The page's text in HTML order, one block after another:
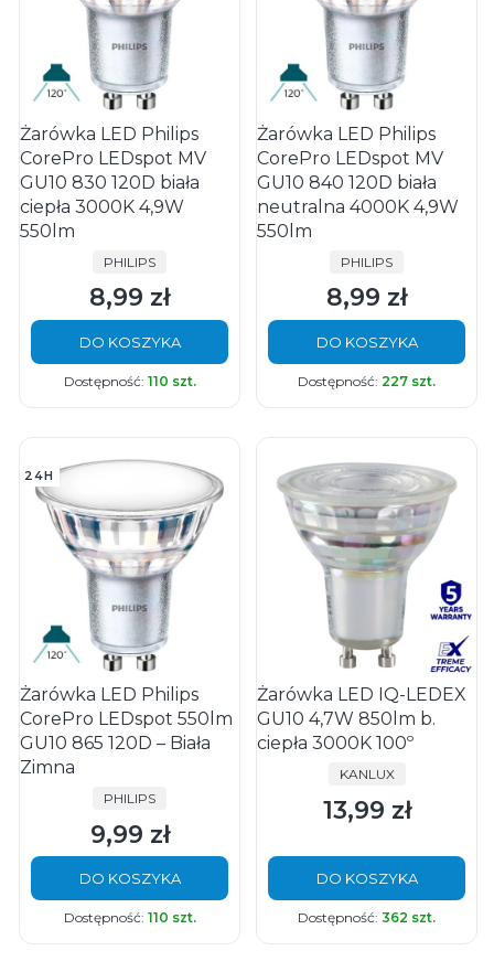
Żarówka LED Philips
CorePro LEDspot MV
GU10 830 120D biała
ciepła 3000K 4,9W
550lm
PRODUCENT
PHILIPS
Cena
8,99 zł
DO KOSZYKA
Dostępność: 110 szt.
Żarówka LED Philips
CorePro LEDspot MV
GU10 840 120D biała
neutralna 4000K 4,9W
550lm
PRODUCENT
PHILIPS
Cena
8,99 zł
DO KOSZYKA
Dostępność: 227 szt.
24H
Żarówka LED Philips
CorePro LEDspot 550lm
GU10 865 120D – Biała
Zimna
PRODUCENT
PHILIPS
Cena
9,99 zł
DO KOSZYKA
Dostępność: 110 szt.
Żarówka LED IQ-LEDEX
GU10 4,7W 850lm b.
ciepła 3000K 100º
PRODUCENT
KANLUX
Cena
13,99 zł
DO KOSZYKA
Dostępność: 362 szt.